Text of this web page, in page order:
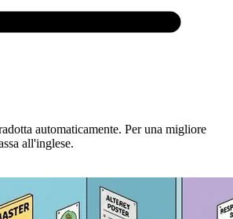
automaticamente. Per una migliore
all'inglese.